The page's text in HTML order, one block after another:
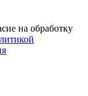
на обработку